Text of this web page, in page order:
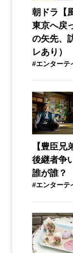
朝ドラ【
東京へ戻
の矢先、
レあり）
#エンターテ
【豊臣
後継者争
誰が誰？
#エンターテ